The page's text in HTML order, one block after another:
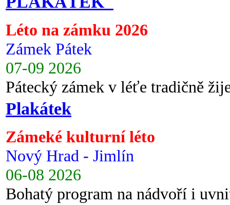
Léto na zámku 2026
Zámek Pátek
07-09 2026
Pátecký zámek v léťe tradičně
Plakátek
Zámeké kulturní léto
Nový Hrad - Jimlín
06-08 2026
Bohatý program na nádvoří i